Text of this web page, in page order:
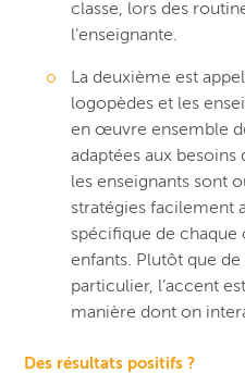
classe, lors des
l’enseignante.
La deuxième est
logopèdes et les
en œuvre ensemble
adaptées aux besoins
les enseignants sont
stratégies facilement
spécifique de chaque
enfants. Plutôt que
particulier, l’accent
manière dont on
Des résultats positifs ?